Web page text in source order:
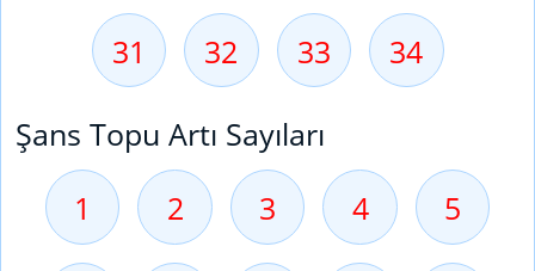
31 32 33 34
Şans Topu Artı Sayıları
1
2 3 4 5